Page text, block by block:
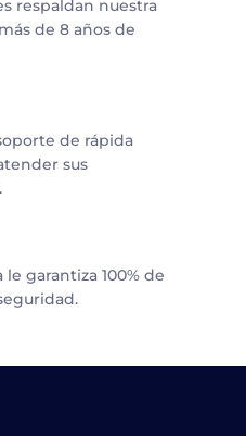
respaldan nuestra
de 8 años de
de rápida
sus
garantiza 100% de